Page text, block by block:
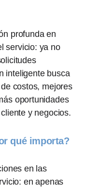
profunda en
servicio: ya no
inteligente busca
costos, mejores
oportunidades
y negocios.
qué importa?
en las
en apenas